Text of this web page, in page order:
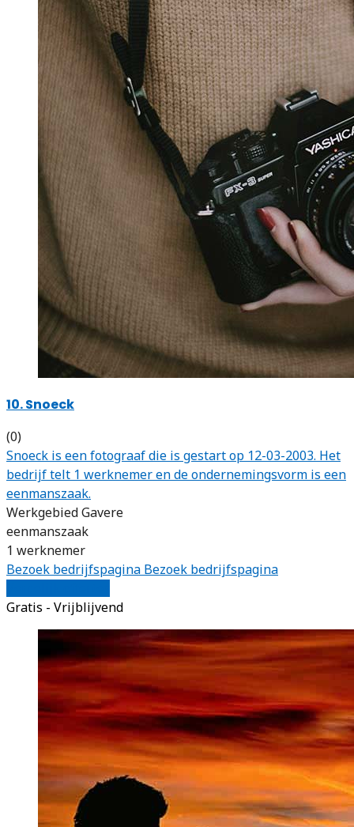
10. Snoeck
(0)
Snoeck is een fotograaf die is gestart op 12-03-2003. Het
bedrijf telt 1 werknemer en de ondernemingsvorm is een
eenmanszaak.
Werkgebied Gavere
eenmanszaak
1 werknemer
Bezoek bedrijfspagina Bezoek bedrijfspagina
Gratis - Vrijblijvend